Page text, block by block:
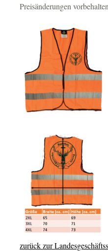
Preisänderungen
zurück zur